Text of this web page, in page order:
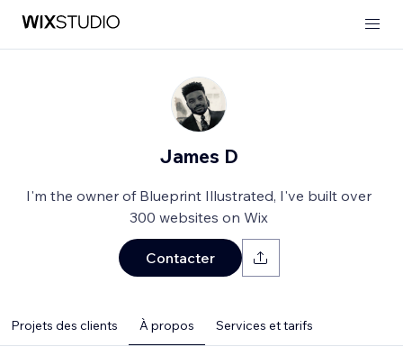
James D
I'm the owner of Blueprint Illustrated, I've built over
300 websites on Wix
Contacter
Projets des clients À propos Services et tarifs